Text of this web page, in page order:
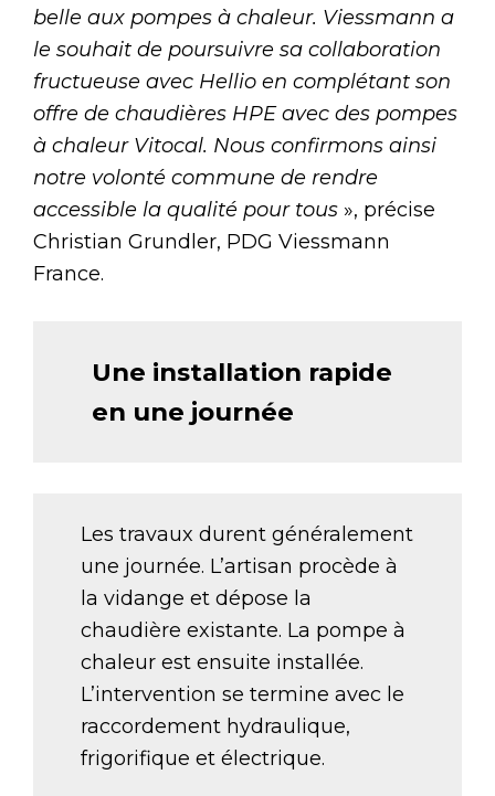
belle aux pompes à chaleur. Viessmann a
le souhait de poursuivre sa collaboration
fructueuse avec Hellio en complétant son
offre de chaudières HPE avec des pompes
à chaleur Vitocal. Nous confirmons ainsi
notre volonté commune de rendre
accessible la qualité pour tous », précise
Christian Grundler, PDG Viessmann
France.
Une installation rapide
en une journée
Les travaux durent généralement
une journée. L’artisan procède à
la vidange et dépose la
chaudière existante. La pompe à
chaleur est ensuite installée.
L’intervention se termine avec le
raccordement hydraulique,
frigorifique et électrique.